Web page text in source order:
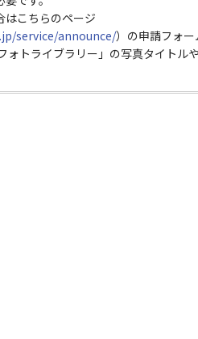
はこちらのページ
service/announce/）の申請フォ
ォトライブラリー」の写真タイトル